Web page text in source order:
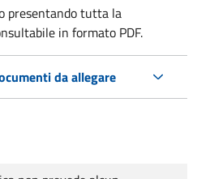
presentando tutta la
in formato PDF.
da allegare